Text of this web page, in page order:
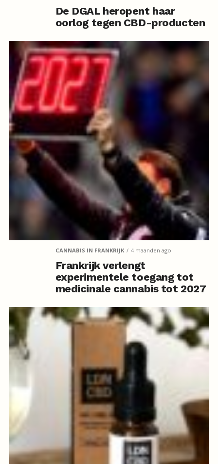
De DGAL heropent haar
oorlog tegen CBD-producten
CANNABIS IN FRANKRIJK 4 maanden ago
Frankrijk verlengt
experimentele toegang tot
medicinale cannabis tot 2027